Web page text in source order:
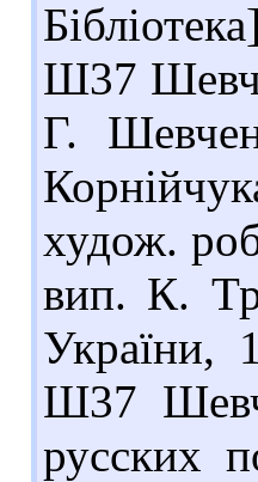
Ш37
Г.
худож.
вип. К.
України,
Ш37
русских